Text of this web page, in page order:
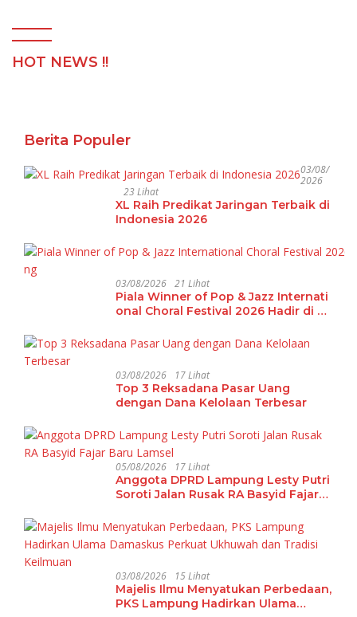
HOT NEWS !!
Berita Populer
03/08/
2026
23 Lihat
XL Raih Predikat Jaringan Terbaik di
Indonesia 2026
03/08/2026 21 Lihat
Piala Winner of Pop & Jazz Internati
onal Choral Festival 2026 Hadir di La
03/08/2026 17 Lihat
Top 3 Reksadana Pasar Uang
dengan Dana Kelolaan Terbesar
05/08/2026 17 Lihat
Anggota DPRD Lampung Lesty Putri
Soroti Jalan Rusak RA Basyid Fajar
03/08/2026 15 Lihat
Majelis Ilmu Menyatukan Perbedaan,
PKS Lampung Hadirkan Ulama